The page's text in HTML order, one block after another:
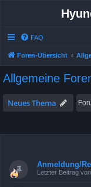
FAQ
Foren-Übersicht
Allgemeine
Neues Thema
Anmeldung/
Letzter Beitrag von